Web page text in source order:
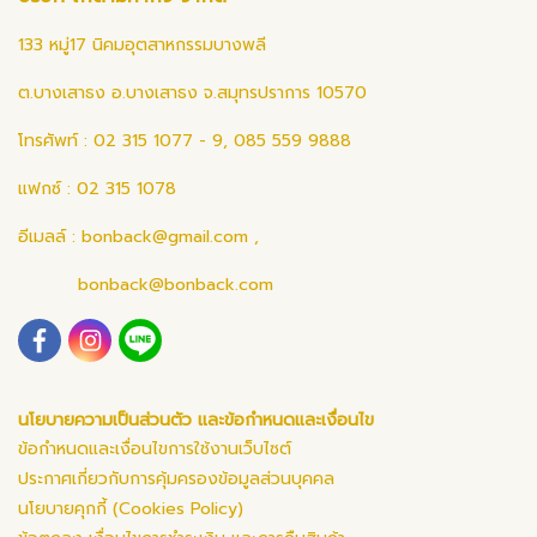
133 หมู่17 นิคมอุตสาหกรรมบางพลี
ต.บางเสาธง อ.บางเสาธง จ.สมุทรปราการ 10570
โทรศัพท์ : 02 315 1077 - 9, 085 559 9888
แฟกซ์ : 02 315 1078
อีเมลล์ : bonback@gmail.com ,
bonback@bonback.com
นโยบายความเป็นส่วนตัว และข้อกำหนดและเงื่อนไข
ข้อกำหนดและเงื่อนไขการใช้งานเว็บไซต์
ประกาศเกี่ยวกับการคุ้มครองข้อมูลส่วนบุคคล
นโยบายคุกกี้ (Cookies Policy)